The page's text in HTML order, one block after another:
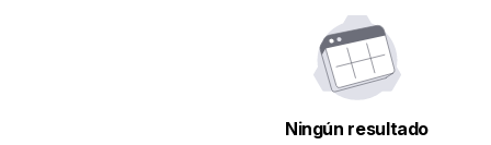
Ningún resultado